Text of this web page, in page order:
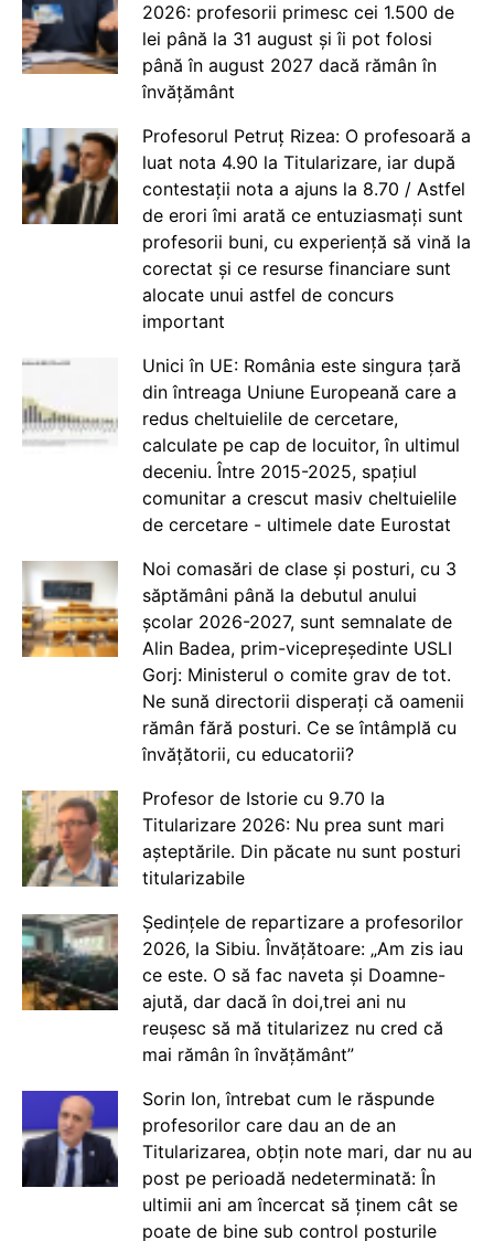
2026: profesorii primesc cei 1.500 de
lei până la 31 august și îi pot folosi
până în august 2027 dacă rămân în
învățământ
Profesorul Petruț Rizea: O profesoară a
luat nota 4.90 la Titularizare, iar după
contestații nota a ajuns la 8.70 / Astfel
de erori îmi arată ce entuziasmați sunt
profesorii buni, cu experiență să vină la
corectat și ce resurse financiare sunt
alocate unui astfel de concurs
important
Unici în UE: România este singura țară
din întreaga Uniune Europeană care a
redus cheltuielile de cercetare,
calculate pe cap de locuitor, în ultimul
deceniu. Între 2015-2025, spațiul
comunitar a crescut masiv cheltuielile
de cercetare - ultimele date Eurostat
Noi comasări de clase și posturi, cu 3
săptămâni până la debutul anului
școlar 2026-2027, sunt semnalate de
Alin Badea, prim-vicepreședinte USLI
Gorj: Ministerul o comite grav de tot.
Ne sună directorii disperați că oamenii
rămân fără posturi. Ce se întâmplă cu
învățătorii, cu educatorii?
Profesor de Istorie cu 9.70 la
Titularizare 2026: Nu prea sunt mari
așteptările. Din păcate nu sunt posturi
titularizabile
Ședințele de repartizare a profesorilor
2026, la Sibiu. Învățătoare: „Am zis iau
ce este. O să fac naveta și Doamne-
ajută, dar dacă în doi,trei ani nu
reușesc să mă titularizez nu cred că
mai rămân în învățământ”
Sorin Ion, întrebat cum le răspunde
profesorilor care dau an de an
Titularizarea, obțin note mari, dar nu au
post pe perioadă nedeterminată: În
ultimii ani am încercat să ținem cât se
poate de bine sub control posturile